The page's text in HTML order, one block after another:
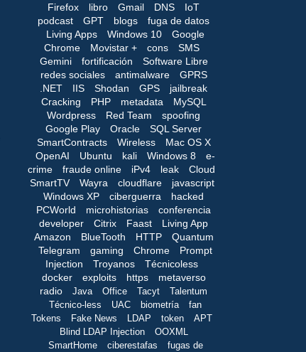
Firefox
libro Gmail DNS
IoT
podcast
GPT blogs
fuga de datos
Living Apps
Windows 10
Google
Chrome
Movistar + cons
SMS
Gemini
fortificación
Software Libre
redes sociales
antimalware
GPRS
.NET
IIS Shodan GPS
jailbreak
Cracking
PHP metadata
MySQL
Wordpress
Red Team
spoofing
Google Play
Oracle
SQL Server
SmartContracts
Wireless
Mac OS X
OpenAI
Ubuntu kali Windows 8
e-
crime
fraude online iPv4 leak
Cloud
SmartTV
Wayra cloudflare
javascript
Windows XP
ciberguerra
hacked
PCWorld
microhistorias
conferencia
developer
Citrix Faast
Living App
Amazon
BlueTooth HTTP
Quantum
Telegram
gaming Chrome
Prompt
Injection
Troyanos
Técnicoless
docker
exploits https
metaverso
radio
Java Office Tacyt
Talentum
Técnico-less
UAC biometría
fan
Tokens
Fake News LDAP token
APT
Blind LDAP Injection
OOXML
SmartHome
ciberestafas
fugas de